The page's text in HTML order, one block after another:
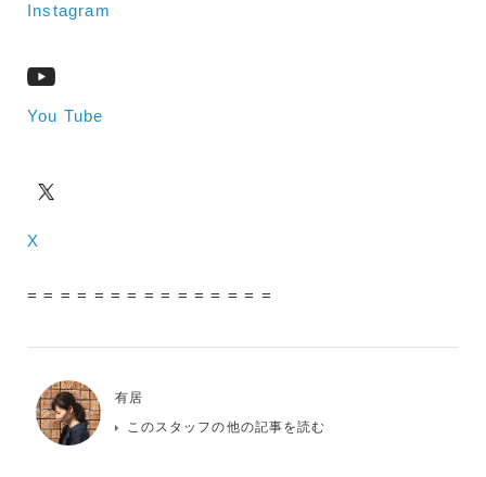
Instagram
You Tube
X
= = = = = = = = = = = = = = =
有居
このスタッフの他の記事を読む